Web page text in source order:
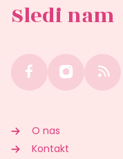
Sledi nam
O nas
Kontakt